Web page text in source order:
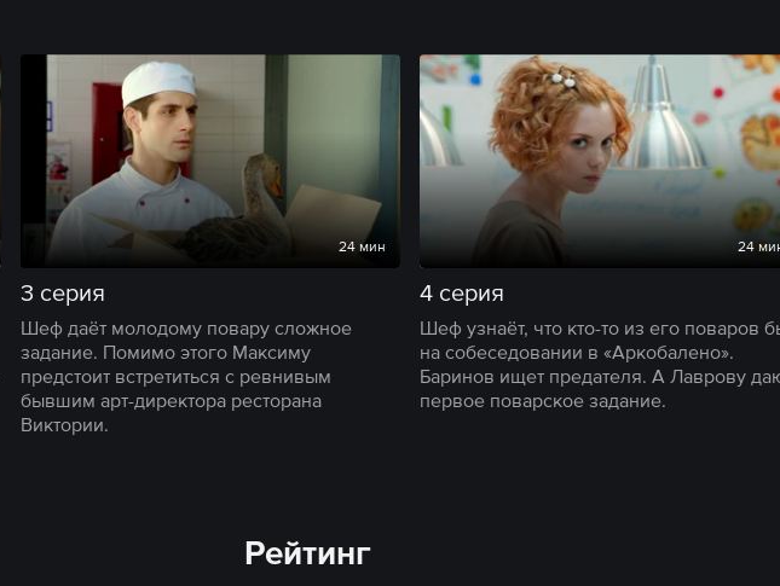
24 мин
3 серия
Шеф даёт молодому повару сложное
задание. Помимо этого Максиму
предстоит встретиться с ревнивым
бывшим арт-директора ресторана
Виктории.
24
4 серия
Шеф узнаёт, что кто-то из его поваров
на собеседовании в «Аркобалено».
Баринов ищет предателя. А Лаврову
первое поварское задание.
Рейтинг